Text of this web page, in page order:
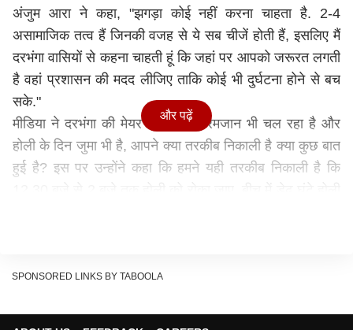
अंजुम आरा ने कहा, "झगड़ा कोई नहीं करना चाहता है. 2-4
असामाजिक तत्व हैं जिनकी वजह से ये सब चीजें होती हैं, इसलिए मैं
दरभंगा वासियों से कहना चाहती हूं कि जहां पर आपको जरूरत लगती
है वहां प्रशासन की मदद लीजिए ताकि कोई भी दुर्घटना होने से बच
सके."
मीडिया ने दरभंगा की मेयर से पूछा कि रमजान भी चल रहा है और
होली के दिन जुमा भी है, आपने क्या तरकीब निकाली है क्या कुछ बात
हुई है? इस पर उन्होंने कहा कि हमने यही तरकीब निकाली है कि
जाते हैं उनसे दूरी बनाकर होली का कार्यक्रम करें. उन्होंने कहा कि
और पढ़ें
SPONSORED LINKS BY TABOOLA